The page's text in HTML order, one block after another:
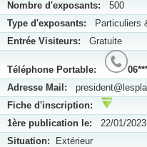
Nombre d'exposants: 500
Type d'exposants: Particuliers
Entrée Visiteurs: Gratuite
Téléphone Portable:
Adresse Mail:
Fiche d'inscription:
1ère publication le: 22/01/2023
Situation: Extérieur